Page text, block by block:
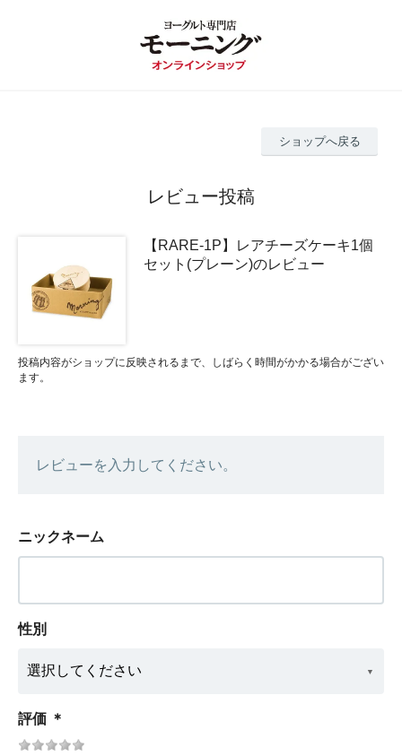
ショップへ戻る
レビュー投稿
【RARE-1P】レアチーズケーキ1個
セット(プレーン)のレビュー
投稿内容がショップに反映されるまで、しばらく時間がかかる場合がござい
ます。
レビューを入力してください。
ニックネーム
性別
評価 ＊